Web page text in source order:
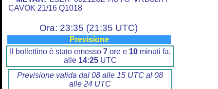
CAVOK 21/16 Q1018
Ora: 23:35 (21:35 UTC)
Previsione
Il bollettino è stato emesso 7ore e 10minuti fa,
alle 14:25UTC
Previsione valida dal 08 alle 15 UTC al 08
alle 24 UTC